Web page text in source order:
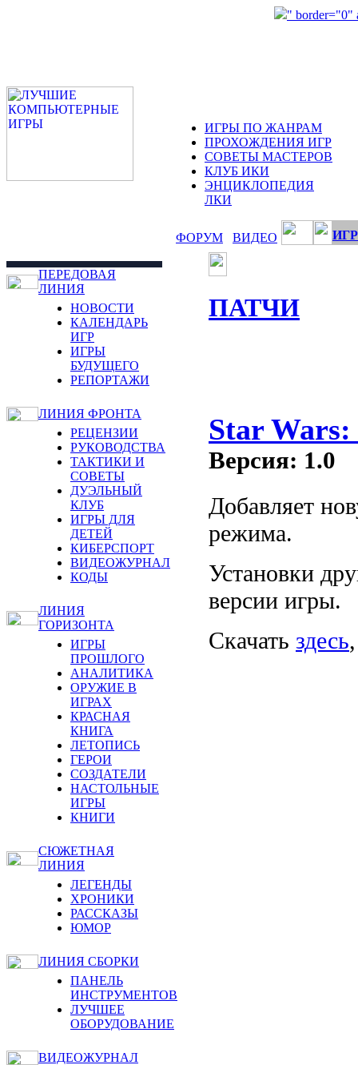
" border="0"
ИГРЫ ПО ЖАНРАМ
ПРОХОЖДЕНИЯ ИГР
СОВЕТЫ МАСТЕРОВ
КЛУБ ИКИ
ЭНЦИКЛОПЕДИЯ
ЛКИ
ФОРУМ ВИДЕО
ПЕРЕДОВАЯ
ЛИНИЯ
НОВОСТИ
КАЛЕНДАРЬ
ИГР
ИГРЫ
БУДУЩЕГО
РЕПОРТАЖИ
ЛИНИЯ ФРОНТА
РЕЦЕНЗИИ
РУКОВОДСТВА
ТАКТИКИ И
СОВЕТЫ
ДУЭЛЬНЫЙ
КЛУБ
ИГРЫ ДЛЯ
ДЕТЕЙ
КИБЕРСПОРТ
ВИДЕОЖУРНАЛ
КОДЫ
ЛИНИЯ
ГОРИЗОНТА
ИГРЫ
ПРОШЛОГО
АНАЛИТИКА
ОРУЖИЕ В
ИГРАХ
КРАСНАЯ
КНИГА
ЛЕТОПИСЬ
ГЕРОИ
СОЗДАТЕЛИ
НАСТОЛЬНЫЕ
ИГРЫ
КНИГИ
СЮЖЕТНАЯ
ЛИНИЯ
ЛЕГЕНДЫ
ХРОНИКИ
РАССКАЗЫ
ЮМОР
ЛИНИЯ СБОРКИ
ПАНЕЛЬ
ИНСТРУМЕНТОВ
ЛУЧШЕЕ
ОБОРУДОВАНИЕ
ВИДЕОЖУРНАЛ
ПАТЧИ
Star
Версия: 1.0
Добавляет
режима.
Установки
версии игры.
Скачать здесь